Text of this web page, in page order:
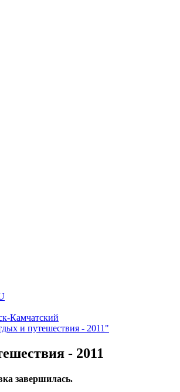
Камчатский
и путешествия - 2011"
- 2011
завершилась.